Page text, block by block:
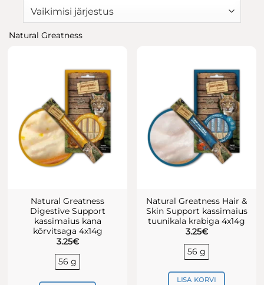
Natural Greatness
Natural Greatness
Digestive Support
kassimaius kana
kõrvitsaga 4x14g
3.25€
56 g
Natural Greatness Hair &
Skin Support kassimaius
tuunikala krabiga 4x14g
3.25€
56 g
LISA KORVI